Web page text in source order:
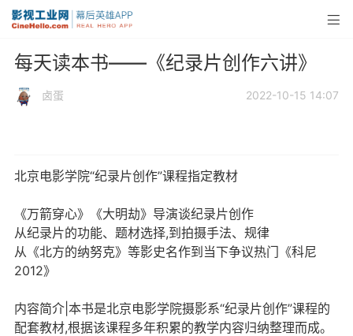
每天读本书——《纪录片创作六讲》
卤蛋 2022-10-15 14:07
北京电影学院“纪录片创作”课程指定教材
《万箭穿心》《大明劫》导演谈纪录片创作
从纪录片的功能、题材选择,到拍摄手法、规律
从《北方的纳努克》等影史名作到当下争议热门《科尼
2012》
内容简介|本书是北京电影学院摄影系“纪录片创作”课程的
配套教材,根据该课程多年积累的教学内容归纳整理而成。